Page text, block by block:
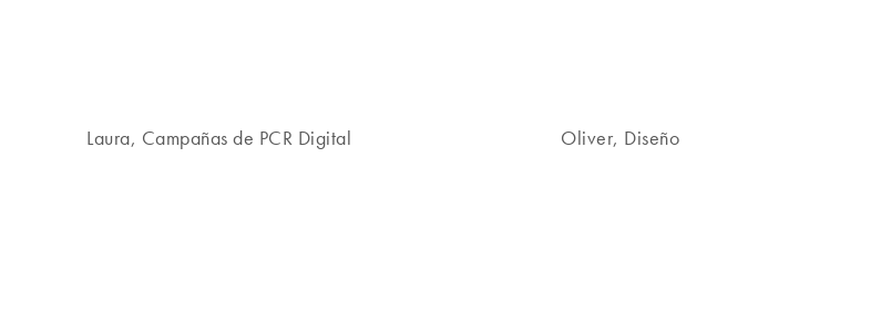
Laura, Campañas de PCR Digital Oliver, Diseño